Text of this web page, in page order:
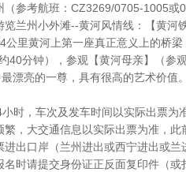
参考航班：CZ3269/0705-1005或
兰州小外滩--黄河风情线：【黄河
公里黄河上第一座真正意义上的桥
40分钟），参观【黄河母亲】（参
漂亮的一尊，具有很高的艺术价值
时，车次及发车时间以实际出票为
，大交通信息以实际出票为准，此
出口岸（兰州进出或西宁进出或兰
时请提交身份证正反面复印件（或